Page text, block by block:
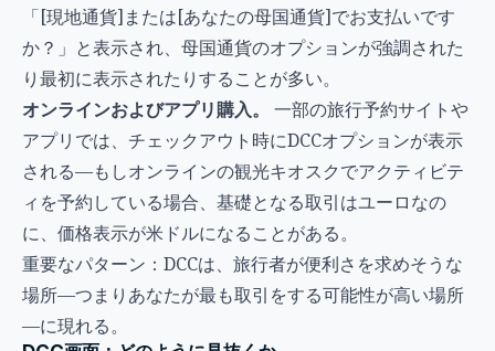
「[現地通貨]または[あなたの母国通貨]でお支払いです
か？」と表示され、母国通貨のオプションが強調された
り最初に表示されたりすることが多い。
オンラインおよびアプリ購入。
一部の旅行予約サイトや
アプリでは、チェックアウト時にDCCオプションが表示
される—もしオンラインの観光キオスクでアクティビテ
ィを予約している場合、基礎となる取引はユーロなの
に、価格表示が米ドルになることがある。
重要なパターン：DCCは、旅行者が便利さを求めそうな
場所—つまりあなたが最も取引をする可能性が高い場所
—に現れる。